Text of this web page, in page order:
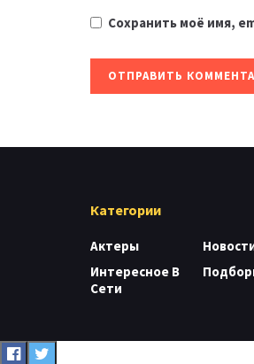
Сохранить моё имя,
Категории
Актеры
Интересное В
Сети